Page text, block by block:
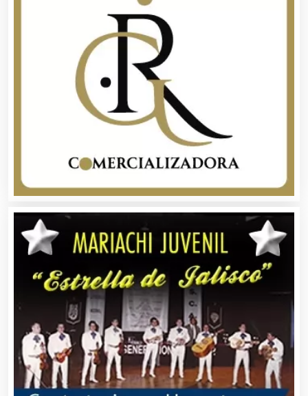
Audio, Sonido e Iluminación
Audios para Eventos
Autobuses
Automatización
Autopartes Eléctricas
Avaluos
Balnearios
Bancos